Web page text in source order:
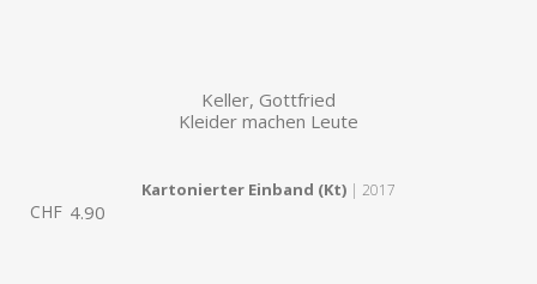
Keller, Gottfried
Kleider machen Leute
Kartonierter Einband (Kt) | 2017
CHF 4.90